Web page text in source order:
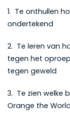
1. Te onthullen
ondertekend
2. Te leren van
tegen het
tegen geweld
3. Te zien welke
Orange the